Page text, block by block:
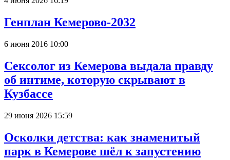
Генплан Кемерово-2032
6 июня 2016 10:00
Сексолог из Кемерова выдала правду
об интиме, которую скрывают в
Кузбассе
29 июня 2026 15:59
Осколки детства: как знаменитый
парк в Кемерове шёл к запустению